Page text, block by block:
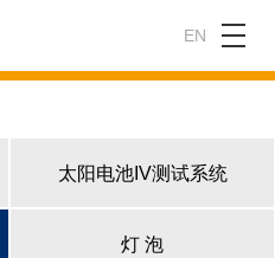
EN
太阳电池IV测试系统
灯 泡